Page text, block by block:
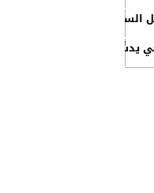
السفير الأمريكي
اختبارات الثانوية